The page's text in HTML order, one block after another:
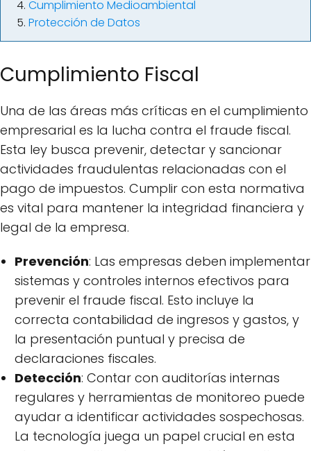
Cumplimiento Medioambiental
Protección de Datos
Cumplimiento Fiscal
Una de las áreas más críticas en el cumplimiento
empresarial es la lucha contra el fraude fiscal.
Esta ley busca prevenir, detectar y sancionar
actividades fraudulentas relacionadas con el
pago de impuestos. Cumplir con esta normativa
es vital para mantener la integridad financiera y
legal de la empresa.
Prevención: Las empresas deben implementar
sistemas y controles internos efectivos para
prevenir el fraude fiscal. Esto incluye la
correcta contabilidad de ingresos y gastos, y
la presentación puntual y precisa de
declaraciones fiscales.
Detección: Contar con auditorías internas
regulares y herramientas de monitoreo puede
ayudar a identificar actividades sospechosas.
La tecnología juega un papel crucial en esta